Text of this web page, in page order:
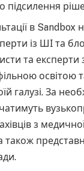
підсилення
в Sandbox
із ШІ та
та експерти
освітою
галузі. За
з
також